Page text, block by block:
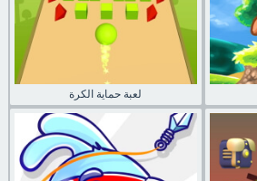
لعبة حماية الكرة